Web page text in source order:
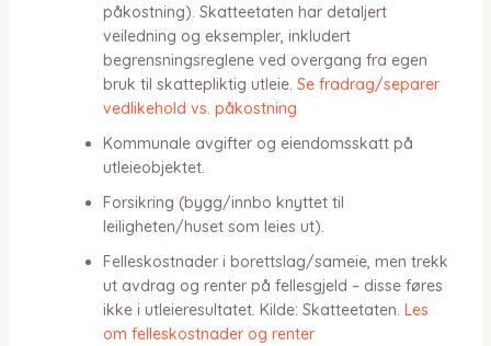
påkostning). Skatteetaten har detaljert
veiledning og eksempler, inkludert
begrensningsreglene ved overgang fra egen
bruk til skattepliktig utleie. Se fradrag/separer
vedlikehold vs. påkostning
Kommunale avgifter og eiendomsskatt på
utleieobjektet.
Forsikring (bygg/innbo knyttet til
leiligheten/huset som leies ut).
Felleskostnader i borettslag/sameie, men trekk
ut avdrag og renter på fellesgjeld – disse føres
ikke i utleieresultatet. Kilde: Skatteetaten. Les
om felleskostnader og renter